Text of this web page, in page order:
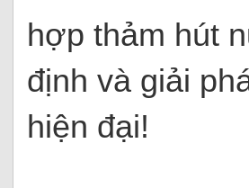
hợp thảm hút
định và giải
hiện đại!